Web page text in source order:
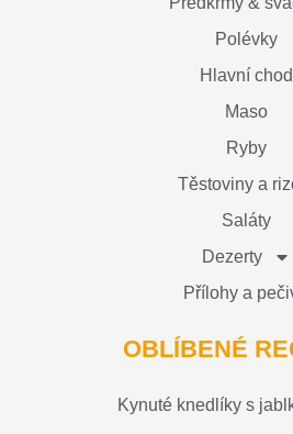
Polévky
Hlavní chod
Maso
Ryby
Těstoviny a
Saláty
Dezerty
Přílohy a
OBLÍBENÉ
Kynuté knedlíky s